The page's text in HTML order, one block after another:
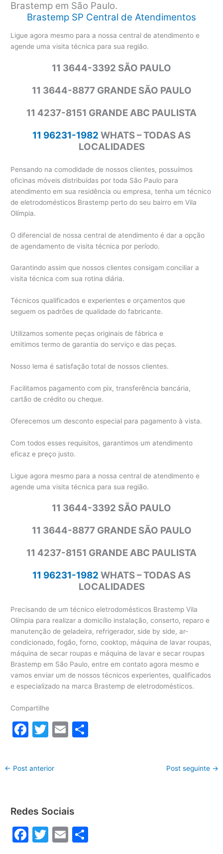
Brastemp em São Paulo.
Brastemp SP Central de Atendimentos
Ligue agora mesmo para a nossa central de atendimento e
agende uma visita técnica para sua região.
11 3644-3392 SÃO PAULO
11 3644-8877 GRANDE SÃO PAULO
11 4237-8151 GRANDE ABC PAULISTA
11 96231-1982 WHATS – TODAS AS
LOCALIDADES
Pensando na comodidade de nossos clientes, possuímos
oficinas móveis distribuídas por toda São Paulo para
atendimento em sua residência ou empresa, tenha um técnico
de eletrodomésticos Brastemp perto do seu bairro em Vila
Olímpia.
O diferencial de nossa central de atendimento é dar a opção
de agendamento de visita técnica por período.
Garantindo assim que nossos clientes consigam conciliar a
visita técnica com sua rotina diária.
Técnicos qualificados e experientes e orçamentos que
seguem os padrões de qualidade do fabricante.
Utilizamos somente peças originais de fábrica e
emitimos termo de garantia do serviço e das peças.
Nosso lema é satisfação total de nossos clientes.
Facilitamos pagamento com pix, transferência bancária,
cartão de crédito ou cheque.
Oferecemos um desconto especial para pagamento à vista.
Com todos esses requisitos, garantimos um atendimento
eficaz e preço justo.
Ligue agora mesmo para a nossa central de atendimento e
agende uma visita técnica para sua região.
11 3644-3392 SÃO PAULO
11 3644-8877 GRANDE SÃO PAULO
11 4237-8151 GRANDE ABC PAULISTA
11 96231-1982 WHATS – TODAS AS
LOCALIDADES
Precisando de um técnico eletrodomésticos Brastemp Vila
Olímpia para realizar a domicílio instalação, conserto, reparo e
manutenção de geladeira, refrigerador, side by side, ar-
condicionado, fogão, forno, cooktop, máquina de lavar roupas,
máquina de secar roupas e máquina de lavar e secar roupas
Brastemp em São Paulo, entre em contato agora mesmo e
vamos enviar um de nossos técnicos experientes, qualificados
e especializado na marca Brastemp de eletrodomésticos.
Compartilhe
F
e
o
o
k
T
er
E
← Post anterior Post seguinte →
Redes Sociais
F
T
E